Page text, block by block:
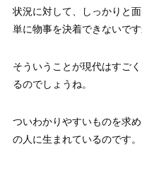
状況に対して、しっかりと
単に物事を決着できないです
そういうことが現代はすご
るのでしょうね。
ついわかりやすいものを求
の人に生まれているのです。